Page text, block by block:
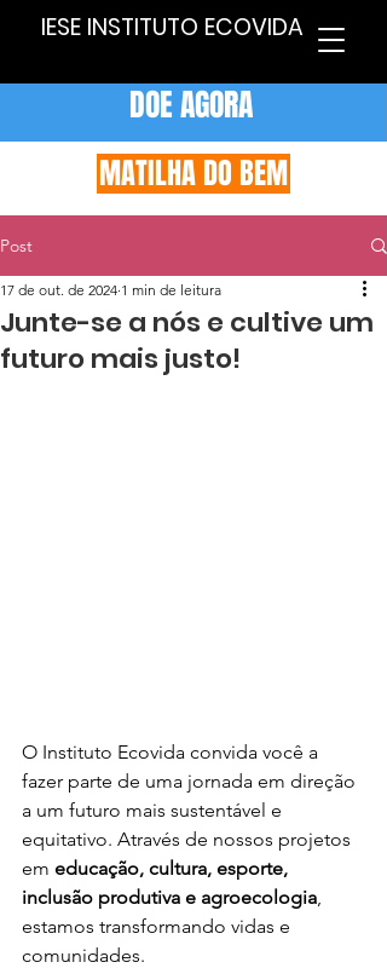
IESE INSTITUTO ECOVIDA
DOE AGORA
MATILHA DO BEM
Post
Junte-se a nós e cultive um
futuro mais justo!
17 de out. de 2024 1 min de leitura
O Instituto Ecovida convida você a
fazer parte de uma jornada em direção
a um futuro mais sustentável e
equitativo. Através de nossos projetos
em educação, cultura, esporte,
inclusão produtiva e agroecologia,
estamos transformando vidas e
comunidades.